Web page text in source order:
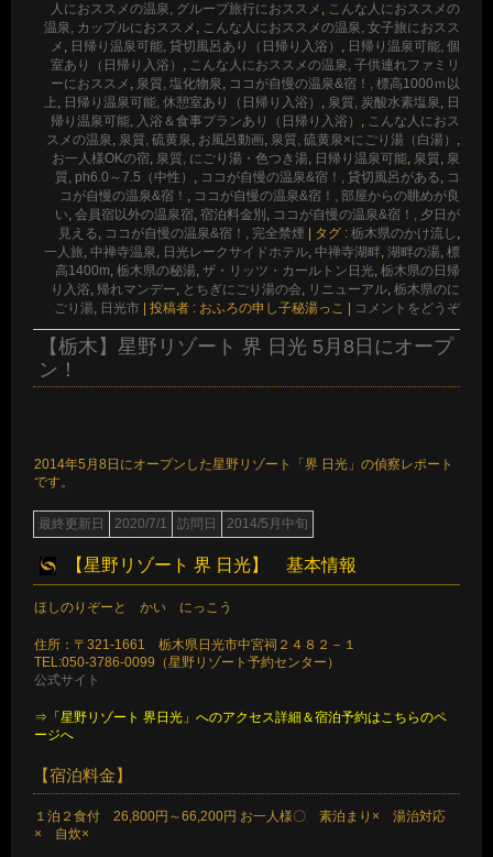
人におススメの温泉, グループ旅行におススメ , こんな人におススメの
温泉, カップルにおススメ , こんな人におススメの温泉, 女子旅におスス
メ , 日帰り温泉可能, 貸切風呂あり（日帰り入浴） , 日帰り温泉可能, 個
室あり（日帰り入浴） , こんな人におススメの温泉, 子供連れファミリ
ーにおススメ , 泉質, 塩化物泉, ココが自慢の温泉&宿！, 標高1000ｍ以
上, 日帰り温泉可能, 休憩室あり（日帰り入浴） , 泉質, 炭酸水素塩泉, 日
帰り温泉可能, 入浴＆食事プランあり（日帰り入浴） , こんな人におス
スメの温泉, 泉質, 硫黄泉, お風呂動画, 泉質, 硫黄泉×にごり湯（白湯） ,
お一人様OKの宿, 泉質, にごり湯・色つき湯, 日帰り温泉可能, 泉質, 泉
質, ph6.0～7.5（中性） , ココが自慢の温泉&宿！, 貸切風呂がある, コ
コが自慢の温泉&宿！ , ココが自慢の温泉&宿！, 部屋からの眺めが良
い, 会員宿以外の温泉宿, 宿泊料金別 , ココが自慢の温泉&宿！, 夕日が
見える, ココが自慢の温泉&宿！, 完全禁煙 タグ : 栃木県のかけ流し ,
一人旅, 中禅寺温泉, 日光レークサイドホテル, 中禅寺湖畔, 湖畔の湯, 標
高1400m, 栃木県の秘湯, ザ・リッツ・カールトン日光, 栃木県の日帰
り入浴, 帰れマンデー, とちぎにごり湯の会, リニューアル, 栃木県のに
ごり湯, 日光市 投稿者 : おふろの申し子秘湯っこ コメントをどうぞ
【栃木】星野リゾート 界 日光 5月8日にオープ
ン！
2014年5月8日にオープンした星野リゾート「界 日光」の偵察レポート
です。
最終更新日 2020/7/1 訪問日 2014/5月中旬
【星野リゾート 界 日光】 基本情報
ほしのりぞーと かい にっこう
住所：〒321-1661 栃木県日光市中宮祠２４８２－１
TEL:050-3786-0099（星野リゾート予約センター）
公式サイト
⇒「星野リゾート 界日光」へのアクセス詳細＆宿泊予約はこちらのペ
ージへ
【宿泊料金】
１泊２食付 26,800円～66,200円 お一人様〇 素泊まり× 湯治対応
× 自炊×